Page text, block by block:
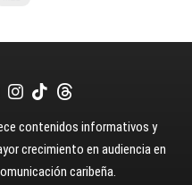
contenidos informativos y
crecimiento en audiencia en
caribeña.